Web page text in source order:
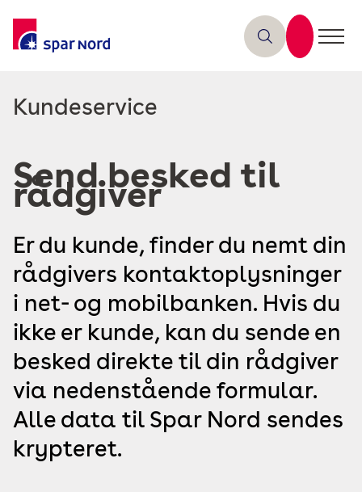
Læs
Kundeservice
Send besked til
rådgiver
Er du kunde, finder du nemt din
rådgivers kontaktoplysninger
i net- og mobilbanken. Hvis du
ikke er kunde, kan du sende en
besked direkte til din rådgiver
via nedenstående formular.
Alle data til Spar Nord sendes
krypteret.